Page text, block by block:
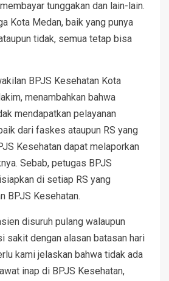
tunggakan dan lain-lain.
Kota Medan, baik yang punya
tidak, semua tetap bisa
BPJS Kesehatan Kota
menambahkan bahwa
mendapatkan pelayanan
dari faskes ataupun RS yang
Kesehatan dapat melaporkan
Sebab, petugas BPJS
di setiap RS yang
BPJS Kesehatan.
disuruh pulang walaupun
sakit dengan alasan batasan hari
kami jelaskan bahwa tidak ada
inap di BPJS Kesehatan,